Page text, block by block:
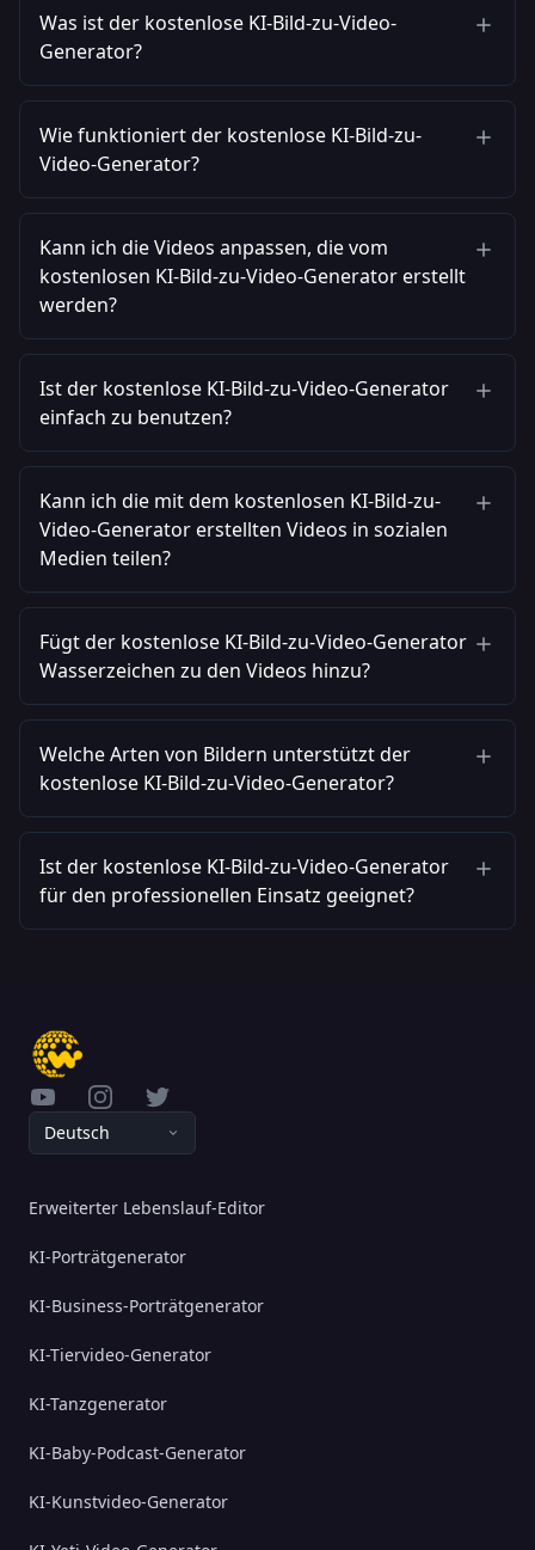
Was ist der kostenlose KI-Bild-zu-Video-
Generator?
Wie funktioniert der kostenlose KI-Bild-zu-
Video-Generator?
Kann ich die Videos anpassen, die vom
kostenlosen KI-Bild-zu-Video-Generator erstellt
werden?
Ist der kostenlose KI-Bild-zu-Video-Generator
einfach zu benutzen?
Kann ich die mit dem kostenlosen KI-Bild-zu-
Video-Generator erstellten Videos in sozialen
Medien teilen?
Fügt der kostenlose KI-Bild-zu-Video-Generator
Wasserzeichen zu den Videos hinzu?
Welche Arten von Bildern unterstützt der
kostenlose KI-Bild-zu-Video-Generator?
Ist der kostenlose KI-Bild-zu-Video-Generator
für den professionellen Einsatz geeignet?
YouTubeInstagramTwitter
Deutsch
Erweiterter Lebenslauf-Editor
KI-Porträtgenerator
KI-Business-Porträtgenerator
KI-Tiervideo-Generator
KI-Tanzgenerator
KI-Baby-Podcast-Generator
KI-Kunstvideo-Generator